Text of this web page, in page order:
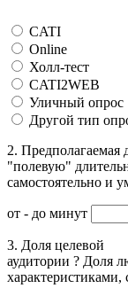
CATI
Online
Холл-тест
CATI2WEB
Уличный опрос
Другой тип
2. Предполагаемая
"полевую"
самостоятельно и
от - до минут
3. Доля целевой
аудитории ? Доля
характеристиками,